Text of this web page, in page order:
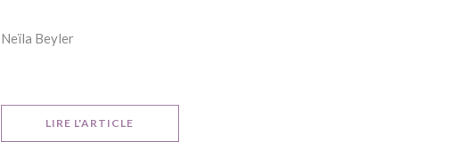
Neïla Beyler
LIRE L'ARTICLE